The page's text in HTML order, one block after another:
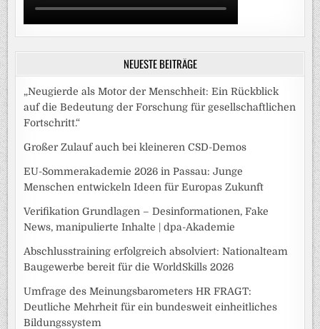
NEUESTE BEITRÄGE
„Neugierde als Motor der Menschheit: Ein Rückblick
auf die Bedeutung der Forschung für gesellschaftlichen
Fortschritt.“
Großer Zulauf auch bei kleineren CSD-Demos
EU-Sommerakademie 2026 in Passau: Junge
Menschen entwickeln Ideen für Europas Zukunft
Verifikation Grundlagen – Desinformationen, Fake
News, manipulierte Inhalte | dpa-Akademie
Abschlusstraining erfolgreich absolviert: Nationalteam
Baugewerbe bereit für die WorldSkills 2026
Umfrage des Meinungsbarometers HR FRAGT:
Deutliche Mehrheit für ein bundesweit einheitliches
Bildungssystem